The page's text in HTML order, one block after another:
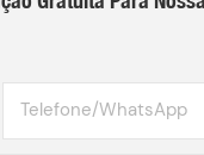
Telefone/WhatsApp